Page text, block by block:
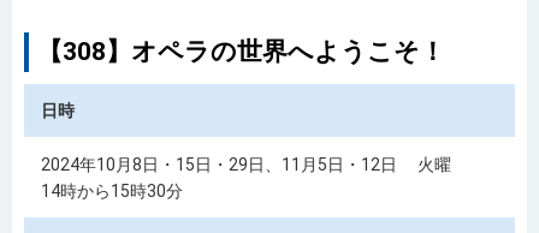
【308】オペラの世界へようこそ！
日時
2024年10月8日・15日・29日、11月5日・12日 火曜
14時から15時30分